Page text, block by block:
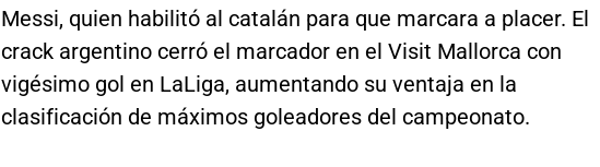
Messi, quien habilitó al catalán para que marcara a placer. El
crack argentino cerró el marcador en el Visit Mallorca con
vigésimo gol en LaLiga, aumentando su ventaja en la
clasificación de máximos goleadores del campeonato.